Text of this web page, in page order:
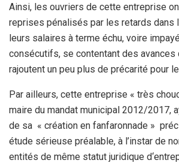
Ainsi, les ouvriers de cette entreprise
reprises pénalisés par les retards dans
leurs salaires à terme échu, voire
consécutifs, se contentant des
rajoutent un peu plus de précarité pour
Par ailleurs, cette entreprise « très
maire du mandat municipal 2012/2017,
de sa « création en fanfaronnade »
étude sérieuse préalable, à l’instar de
entités de même statut juridique